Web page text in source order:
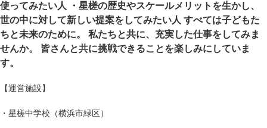
使ってみたい人 ・星槎の歴史やスケールメリットを生かし、
世の中に対して新しい提案をしてみたい人 すべては子どもた
ちと未来のために。 私たちと共に、充実した仕事をしてみま
せんか。 皆さんと共に挑戦できることを楽しみにしていま
す。
【運営施設】
・星槎中学校（横浜市緑区）